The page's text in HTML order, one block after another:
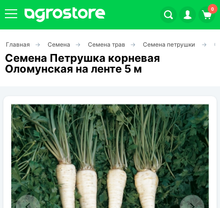
0
Плодовые кустарники
Декоративные растения
Цветы
Травы
Овощи (на посадку)
Главная Семена Семена трав Семена петрушки
Семена Петрушка корневая
Оломунская на ленте 5 м